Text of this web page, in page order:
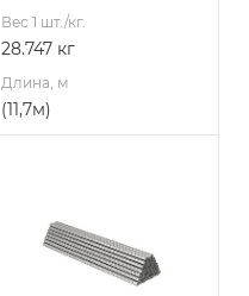
Вес 1 шт./кг.
28.747 кг
Длина, м
(11,7м)